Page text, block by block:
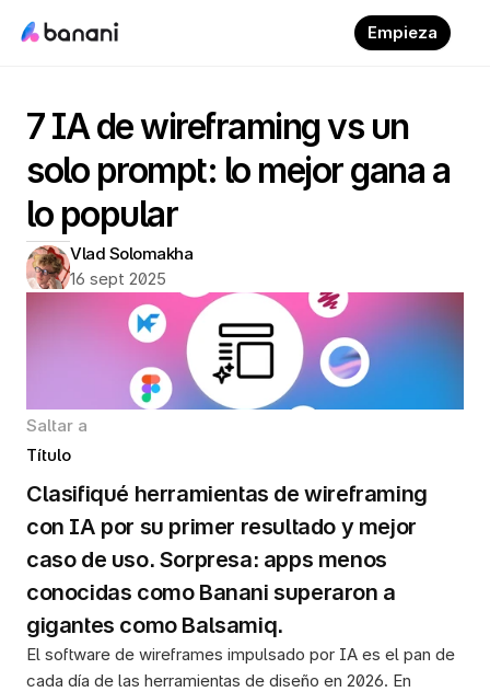
Empieza
7 IA de wireframing vs un
solo prompt: lo mejor gana a
lo popular
Vlad Solomakha
16 sept 2025
Saltar a
Título
Clasifiqué herramientas de wireframing
con IA por su primer resultado y mejor
caso de uso. Sorpresa: apps menos
conocidas como Banani superaron a
gigantes como Balsamiq.
El software de wireframes impulsado por IA es el pan de
cada día de las herramientas de diseño en 2026. En